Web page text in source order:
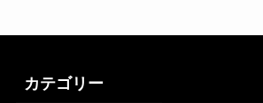
カテゴリー